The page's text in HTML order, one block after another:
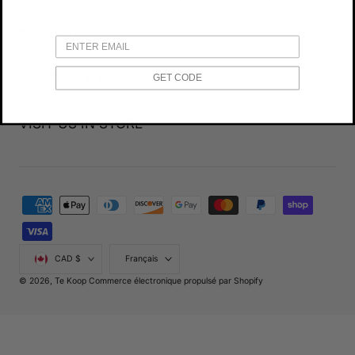
TE KOOP
VISIT US IN STORE
CAD $ Français
© 2026, Te Koop Commerce électronique propulsé par Shopify
paiement
GET CODE